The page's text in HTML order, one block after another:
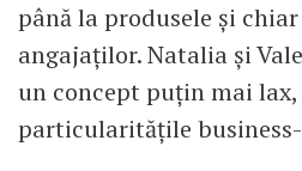
până la produsele și
angajaților. Natalia și
un concept puțin mai
particularitățile